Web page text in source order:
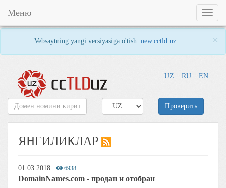
Vebsaytning yangi versiyasiga o'tish: new.cctld.uz ×
UZ RU EN
Toggle
Меню
Проверить
ЯНГИЛИКЛАР
01.03.2018 6938
DomainNames.com - продан и отобран